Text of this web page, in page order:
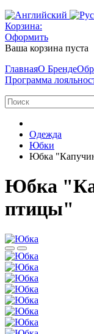
Корзина:
Оформить
Ваша корзина пуста
ГлавнаяО Бренде
Программа
Одежда
Юбки
Юбка
Юбка
птицы"